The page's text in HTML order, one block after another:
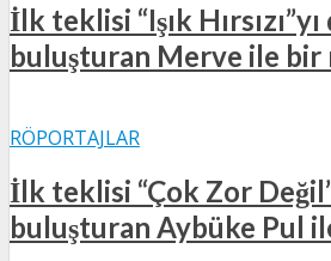
İlk teklisi “Işık
buluşturan Merve ile
RÖPORTAJLAR
İlk teklisi “Çok Zor
buluşturan Aybüke Pul